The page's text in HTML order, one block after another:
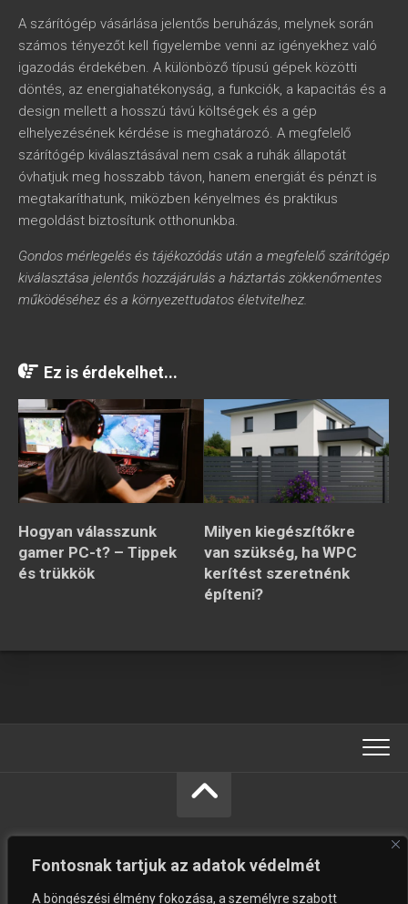
Fontosnak tartjuk az adatok védelmét
A böngészési élmény fokozása, a személyre szabott
A szárítógép vásárlása jelentős beruházás, melynek során
számos tényezőt kell figyelembe venni az igényekhez való
igazodás érdekében. A különböző típusú gépek közötti
döntés, az energiahatékonyság, a funkciók, a kapacitás és a
design mellett a hosszú távú költségek és a gép
elhelyezésének kérdése is meghatározó. A megfelelő
szárítógép kiválasztásával nem csak a ruhák állapotát
óvhatjuk meg hosszabb távon, hanem energiát és pénzt is
megtakaríthatunk, miközben kényelmes és praktikus
megoldást biztosítunk otthonunkba.
Gondos mérlegelés és tájékozódás után a megfelelő szárítógép
kiválasztása jelentős hozzájárulás a háztartás zökkenőmentes
működéséhez és a környezettudatos életvitelhez.
Ez is érdekelhet...
Hogyan válasszunk
gamer PC-t? – Tippek
és trükkök
Milyen kiegészítőkre
van szükség, ha WPC
kerítést szeretnénk
építeni?